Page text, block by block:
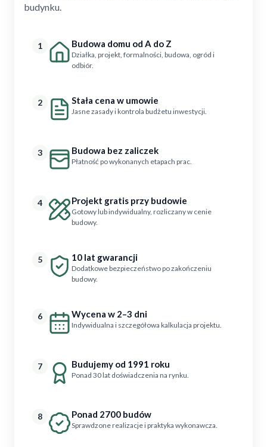
budynku.
1 Budowa domu od A do Z
Działka, projekt, formalności, budowa, ogród i
odbiór.
2 Stała cena w umowie
Jasne zasady i kontrola budżetu inwestycji.
3 Budowa bez zaliczek
Płatność po wykonanych etapach prac.
4 Projekt gratis przy budowie
Gotowy lub indywidualny, rozliczany w cenie
budowy.
5 10 lat gwarancji
Dodatkowe bezpieczeństwo po zakończeniu
budowy.
6 Wycena w 2–3 dni
Indywidualna i szczegółowa kalkulacja projektu.
7 Budujemy od 1991 roku
Ponad 30 lat doświadczenia na rynku.
8 Ponad 2700 budów
Sprawdzone realizacje i praktyka wykonawcza.